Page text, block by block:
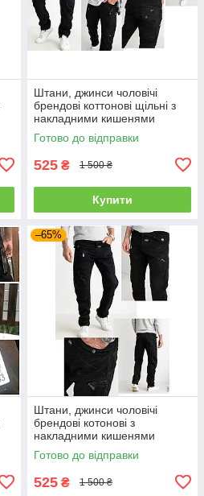
Штани, джинси чоловічі
брендові коттонові щільні з
накладними кишенями
"карго" MIGACH, Туреччина
Готово до відправки
525 ₴ 1 500 ₴
Купити
–65%
Штани, джинси чоловічі
брендові котонові з
накладними кишенями
"карго" MIGACH, Туреччина
Готово до відправки
525 ₴ 1 500 ₴